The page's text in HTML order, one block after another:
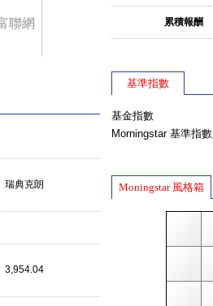
聯網
瑞典克朗
3,954.04
累積報酬
基準指數
基金指數
Morningstar 基準指數
Moningstar 風格箱